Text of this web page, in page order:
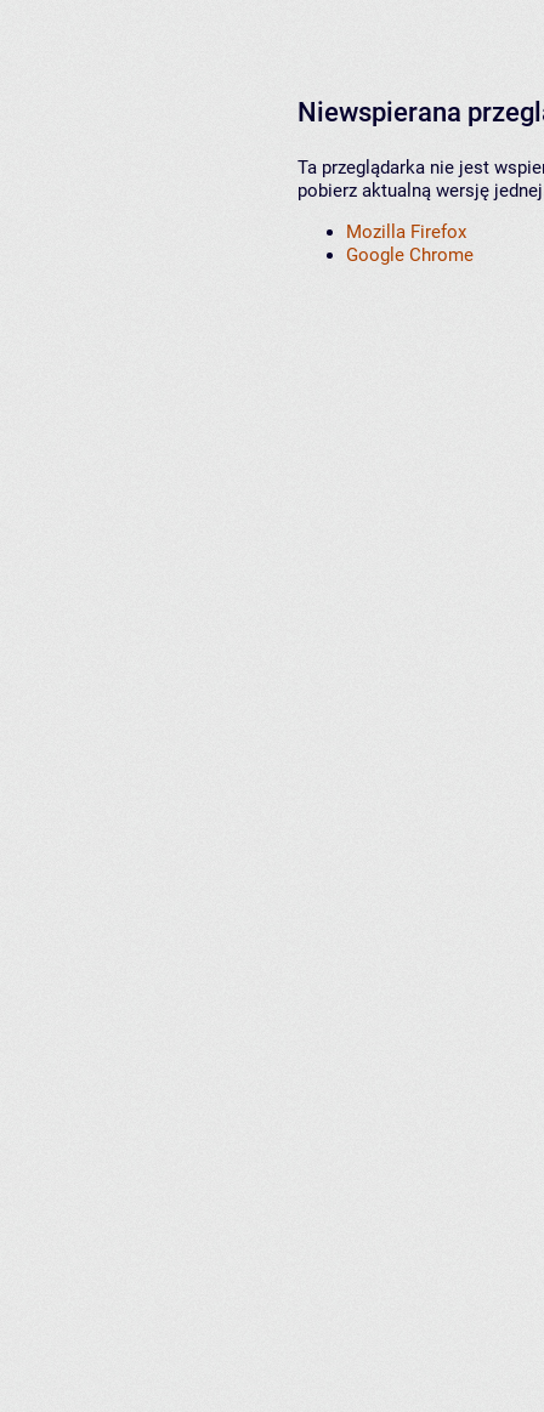
Niewspierana
Ta przeglądarka nie jest
pobierz aktualną wersję
Mozilla Firefox
Google Chrome